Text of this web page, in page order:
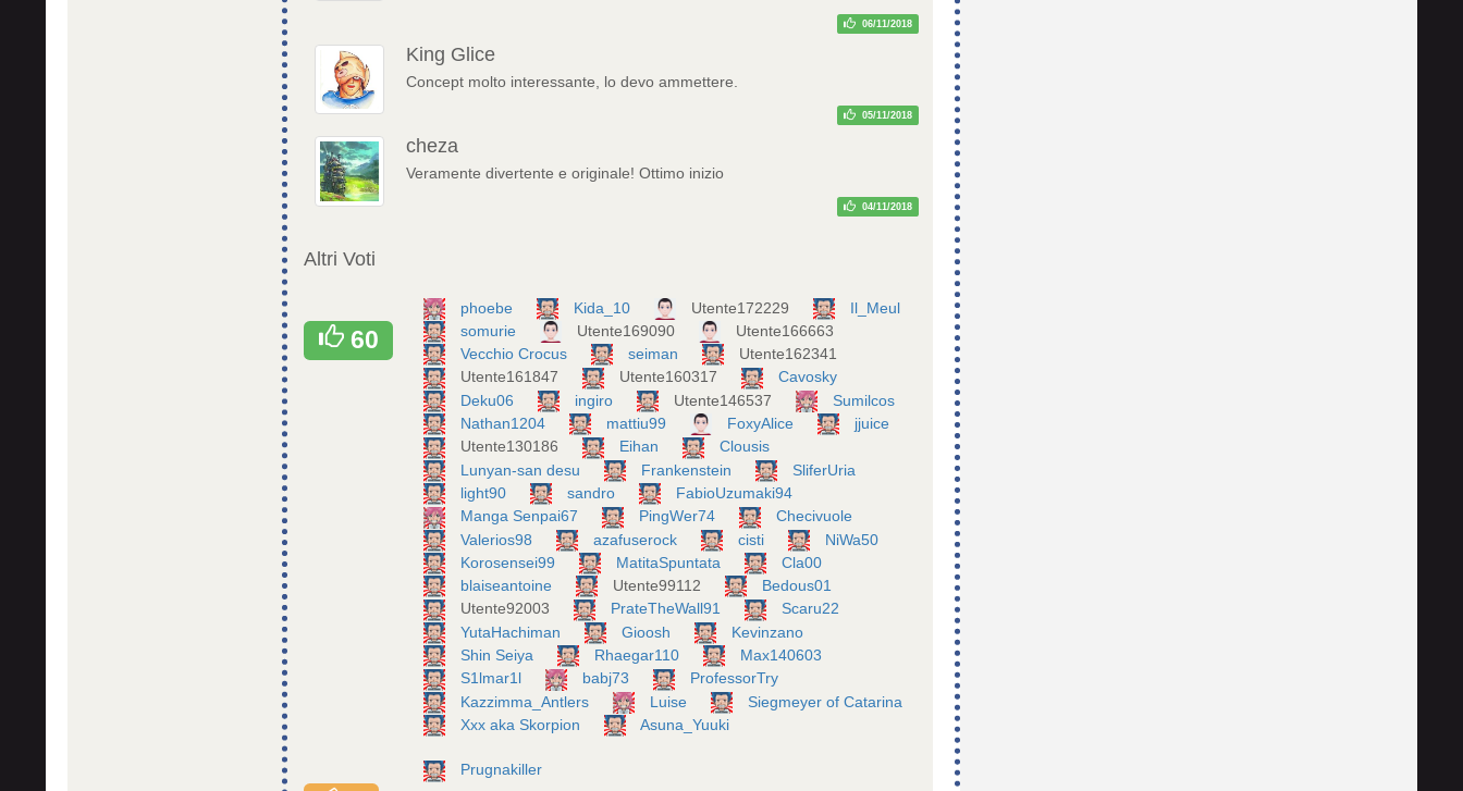
06/11/2018
King Glice
Concept molto interessante, lo devo ammettere.
05/11/2018
cheza
Veramente divertente e originale! Ottimo inizio
04/11/2018
Altri Voti
60
phoebe Kida_10 Utente172229
Il_Meul
somurie
Utente169090
Utente166663
Vecchio Crocus
seiman
Utente162341
Utente161847
Utente160317
Cavosky
Deku06
ingiro Utente146537
Sumilcos
Nathan1204
mattiu99 FoxyAlice
jjuice
Utente130186
Eihan
Clousis
Lunyan-san desu
Frankenstein
SliferUria
light90
sandro
FabioUzumaki94
Manga Senpai67
PingWer74
Checivuole
Valerios98
azafuserock cisti
NiWa50
Korosensei99
MatitaSpuntata
Cla00
blaiseantoine
Utente99112
Bedous01
Utente92003
PrateTheWall91
Scaru22
YutaHachiman
Gioosh
Kevinzano
Shin Seiya
Rhaegar110
Max140603
S1lmar1l
babj73
ProfessorTry
Kazzimma_Antlers
Luise
Siegmeyer of Catarina
Xxx aka Skorpion
Asuna_Yuuki
Prugnakiller